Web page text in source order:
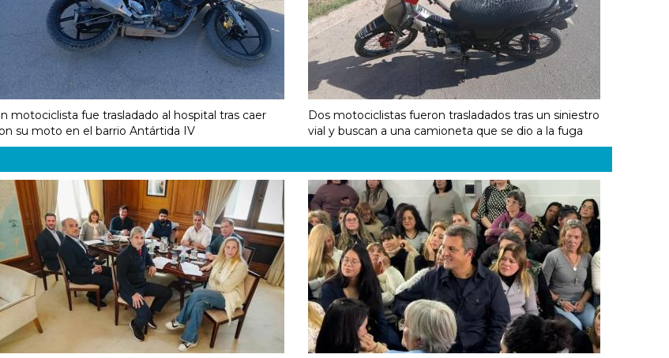
motociclista fue trasladado al hospital tras caer
su moto en el barrio Antártida IV
Dos motociclistas fueron trasladados tras un siniestro
vial y buscan a una camioneta que se dio a la fuga